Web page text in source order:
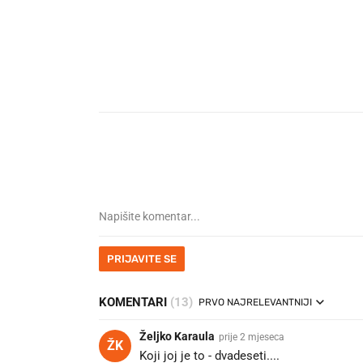
PRIJAVITE SE
KOMENTARI (13) PRVO NAJRELEVANTNIJI
ŽK
Željko Karaula prije 2 mjeseca
Koji joj je to - dvadeseti....